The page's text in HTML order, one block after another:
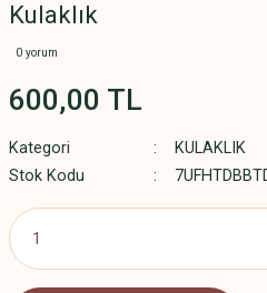
Kulaklık
0 yorum
600,00 TL
Kategori
KULAKLIK
Stok Kodu